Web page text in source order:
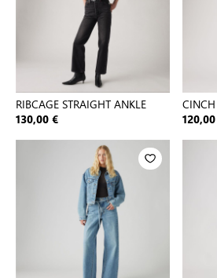
RIBCAGE STRAIGHT ANKLE
130,00 €